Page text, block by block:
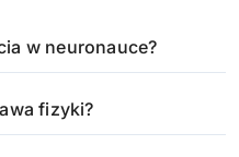
w neuronauce?
fizyki?